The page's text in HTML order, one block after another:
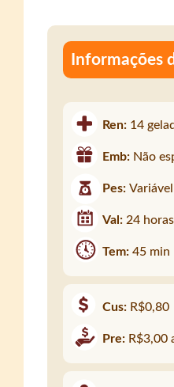
Informações
Ren: 14
Emb: Não
Pes:Variável
Val: 24 horas
Tem:45 min
Cus: R$0,80
Pre: R$3,00